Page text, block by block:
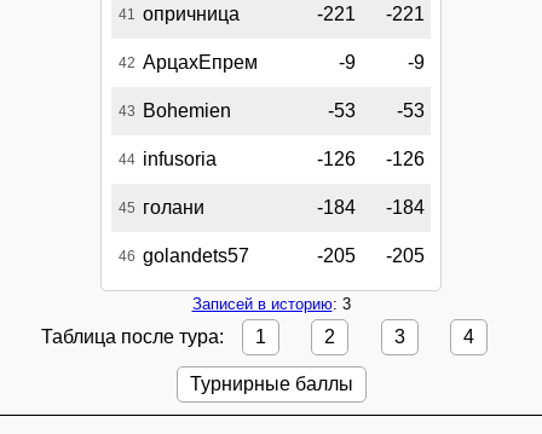
41 опричница -221 -221
42 АрцахЕпрем -9 -9
43 Bohemien -53 -53
44 infusoria -126 -126
45 голани -184 -184
46 golandets57 -205 -205
Записей в историю: 3
Таблица после тура: 1 2 3 4
Турнирные баллы